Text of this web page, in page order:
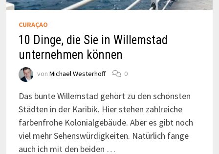
CURAÇAO
10 Dinge, die Sie in Willemstad
unternehmen können
von Michael Westerhoff 0
Das bunte Willemstad gehört zu den schönsten
Städten in der Karibik. Hier stehen zahlreiche
farbenfrohe Kolonialgebäude. Aber es gibt noch
viel mehr Sehenswürdigkeiten. Natürlich fange
auch ich mit den beiden …